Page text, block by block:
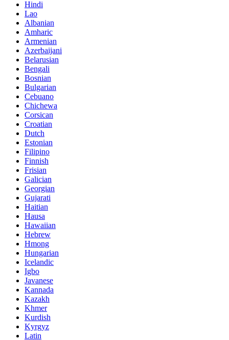
Hindi
Lao
Albanian
Amharic
Armenian
Azerbaijani
Belarusian
Bengali
Bosnian
Bulgarian
Cebuano
Chichewa
Corsican
Croatian
Dutch
Estonian
Filipino
Finnish
Frisian
Galician
Georgian
Gujarati
Haitian
Hausa
Hawaiian
Hebrew
Hmong
Hungarian
Icelandic
Igbo
Javanese
Kannada
Kazakh
Khmer
Kurdish
Kyrgyz
Latin